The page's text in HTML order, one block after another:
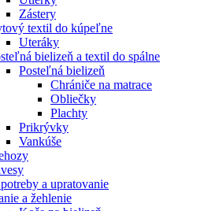
Zástery
textil do kúpeľne
Uteráky
bielizeň a textil do spálne
Posteľná bielizeň
Chrániče na matrace
Obliečky
Plachty
Prikrývky
Vankúše
a upratovanie
a žehlenie